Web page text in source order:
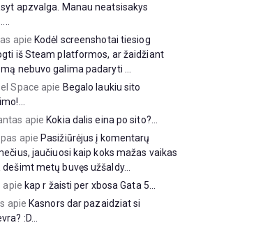
apzvalga. Manau neatsisakys
apie Kodėl screenshotai tiesiog
iš Steam platformos, ar žaidžiant
nebuvo galima padaryti ...
Space apie Begalo laukiu sito
apie Kokia dalis eina po sito?...
apie Pasižiūrėjus į komentarų
jaučiuosi kaip koks mažas vaikas
dešimt metų buvęs užšaldy...
apie kap r žaisti per xbosa Gata 5...
apie Kasnors dar pazaidziat si
:D...